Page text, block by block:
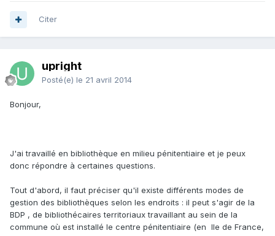
Citer
upright
Posté(e) le 21 avril 2014
Bonjour,
J'ai travaillé en bibliothèque en milieu pénitentiaire et je peux
donc répondre à certaines questions.
Tout d'abord, il faut préciser qu'il existe différents modes de
gestion des bibliothèques selon les endroits : il peut s'agir de la
BDP , de bibliothécaires territoriaux travaillant au sein de la
commune où est installé le centre pénitentiaire (en Ile de France,